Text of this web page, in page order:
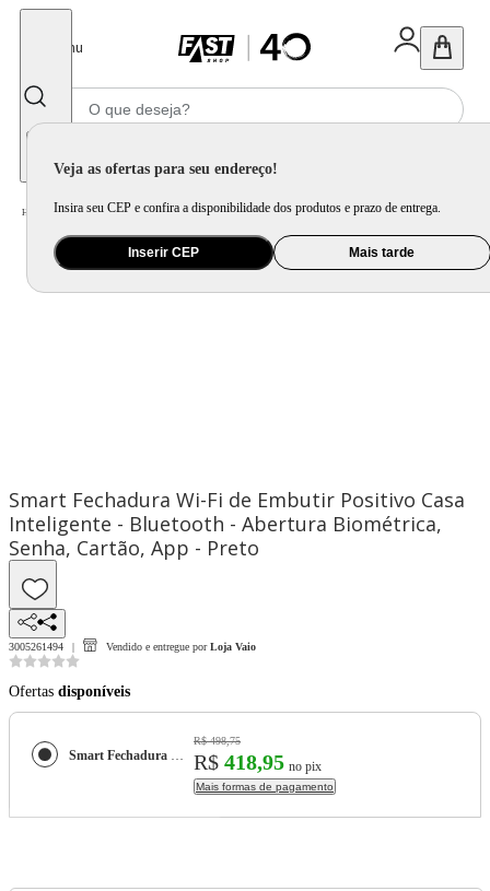
Menu
Veja as ofertas para seu endereço!
Insira seu CEP e confira a disponibilidade dos produtos e prazo de entrega.
Inserir CEP Mais tarde
Home Casa Inteligente / Segurança / Fechadura Biométrica
Smart Fechadura Wi-Fi de Embutir Positivo Casa
Inteligente - Bluetooth - Abertura Biométrica,
Senha, Cartão, App - Preto
3005261494 Vendido e entregue por Loja Vaio
Ofertas disponíveis
Smart Fechadura Wi-Fi de Embutir Positivo Casa Inteligente - Bluetooth - Abertura Biométrica, Senha, Cartão, App - Preto
R$ 498,75
R$ 418,95 no pix
Mais formas de pagamento